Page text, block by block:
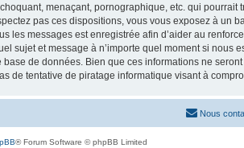
menaçant, pornographique, etc. qui
pas ces dispositions, vous vous exposez à un
les messages est enregistrée afin d’aider au
et message à n’importe quel moment si nous
de données. Bien que ces informations ne
de tentative de piratage informatique visant à
Nous
® Forum Software © phpBB Limited